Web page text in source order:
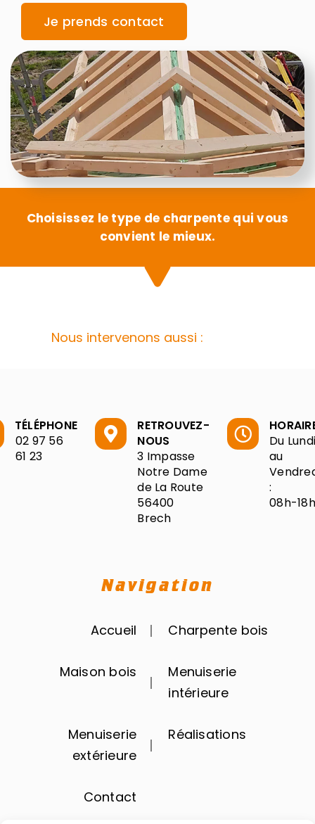
Je prends contact
Choisissez le type de charpente qui vous
convient le mieux.
Nous intervenons aussi :
TÉLÉPHONE
02 97 56
61 23
RETROUVEZ-
NOUS
3 Impasse
Notre Dame
de La Route
56400
Brech
Du
au
:
08h-18h
Navigation
Accueil Charpente bois
Maison bois
Menuiserie
intérieure
Menuiserie
extérieure
Réalisations
Contact